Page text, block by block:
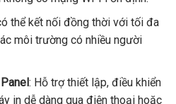
thể kết nối đồng thời với tối đa
môi trường có nhiều người
: Hỗ trợ thiết lập, điều khiển
in dễ dàng qua điện thoại hoặc